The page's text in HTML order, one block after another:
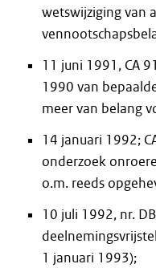
wetswijziging van
11 juni 1991, CA
1990 van
meer van belang
14 januari 1992;
onderzoek
o.m. reeds
10 juli 1992, nr.
1 januari 1993);